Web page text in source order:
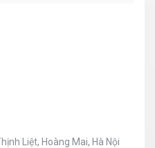
Liệt, Hoàng Mai, Hà Nội